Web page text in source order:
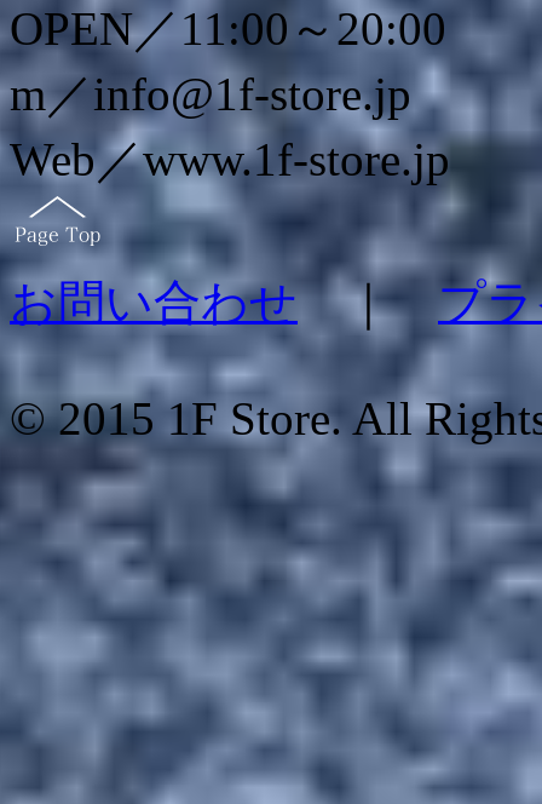
OPEN／11:00～20:00
m／info@1f-store.jp
Web／www.1f-store.jp
お問い合わせ｜ プ
© 2015 1F Store. All